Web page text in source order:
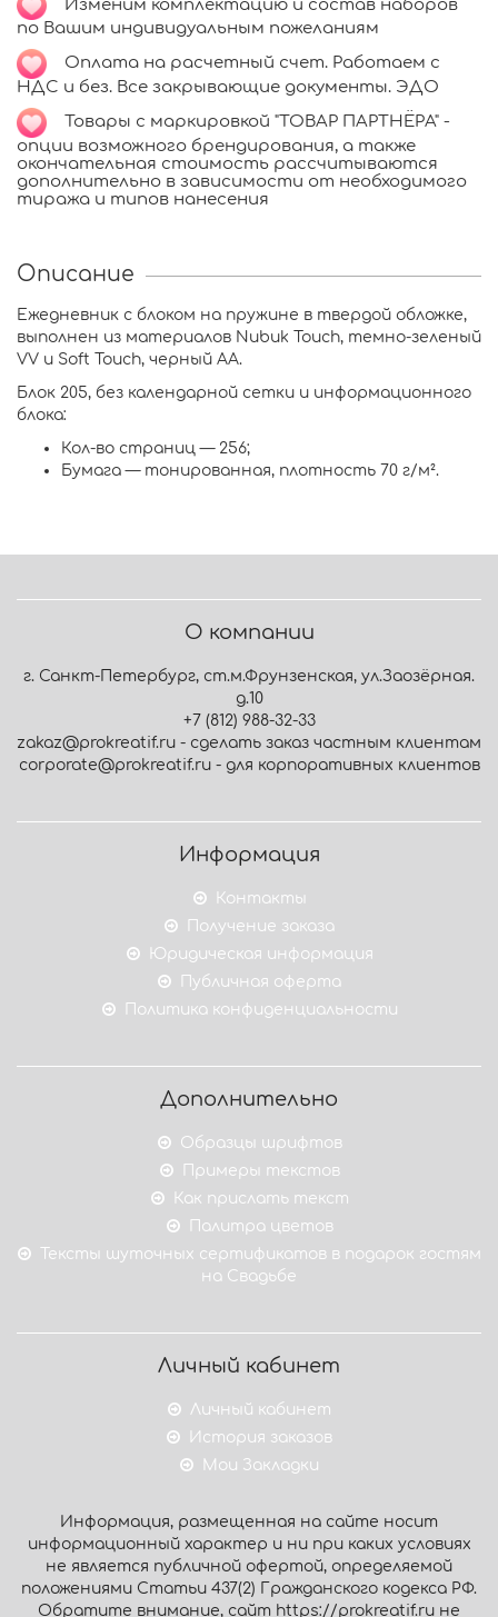
Изменим комплектацию и состав наборов
по Вашим индивидуальным пожеланиям
Оплата на расчетный счет. Работаем с
НДС и без. Все закрывающие документы. ЭДО
Товары с маркировкой "ТОВАР ПАРТНЁРА" -
опции возможного брендирования, а также
окончательная стоимость рассчитываются
дополнительно в зависимости от необходимого
тиража и типов нанесения
Описание
Ежедневник с блоком на пружине в твердой обложке,
выполнен из материалов Nubuk Touch, темно-зеленый
VV и Soft Touch, черный AA.
Блок 205, без календарной сетки и информационного
блока:
Кол-во страниц — 256;
Бумага — тонированная, плотность 70 г/м².
О компании
г. Санкт-Петербург, ст.м.Фрунзенская, ул.Заозёрная.
д.10
+7 (812) 988-32-33
zakaz@prokreatif.ru - сделать заказ частным клиентам
corporate@prokreatif.ru - для корпоративных клиентов
Информация
Контакты
Получение заказа
Юридическая информация
Публичная оферта
Политика конфиденциальности
Дополнительно
Образцы шрифтов
Примеры текстов
Как прислать текст
Палитра цветов
Тексты шуточных сертификатов в подарок гостям
на Свадьбе
Личный кабинет
Личный кабинет
История заказов
Мои Закладки
Информация, размещенная на сайте носит
информационный характер и ни при каких условиях
не является публичной офертой, определяемой
положениями Статьи 437(2) Гражданского кодекса РФ.
Обратите внимание, сайт https://prokreatif.ru не